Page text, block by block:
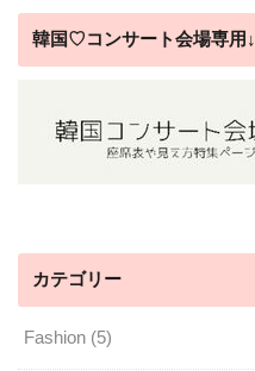
韓国♡コンサート会場専用↓
カテゴリー
Fashion (5)